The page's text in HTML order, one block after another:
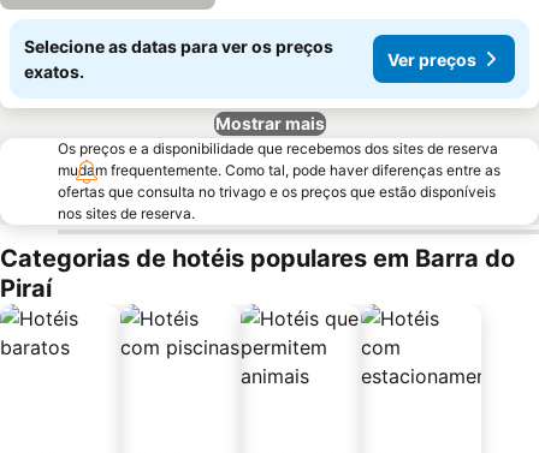
Selecione as datas para ver os preços
exatos.
Ver preços
Mostrar mais
Os preços e a disponibilidade que recebemos dos sites de reserva
mudam frequentemente. Como tal, pode haver diferenças entre as
ofertas que consulta no trivago e os preços que estão disponíveis
nos sites de reserva.
Categorias de hotéis populares em Barra do
Piraí